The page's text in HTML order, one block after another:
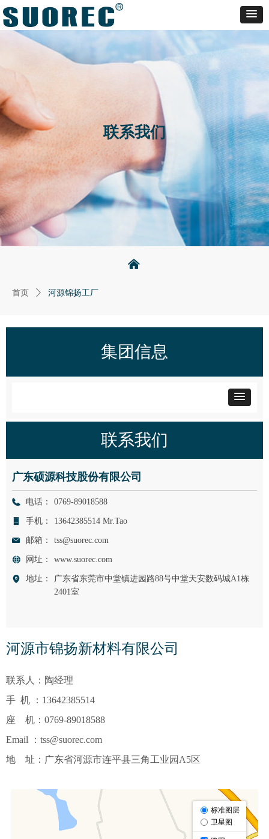
河源市锦扬新材料有限公司
联系人：陶经理
手 机 ：13642385514
座 机：0769-89018588
Email ：tss@suorec.com
地 址：广东省河源市连平县三角工业园A5区
联系我们
广东硕源科技股份有限公司
电话： 0769-89018588
手机： 13642385514 Mr.Tao
邮箱： tss@suorec.com
网址： www.suorec.com
地址：
广东省东莞市中堂镇进园路88号中堂天安数码城A1栋
2401室
集团信息
联系我们
首页 ꄲ 河源锦扬工厂
낀